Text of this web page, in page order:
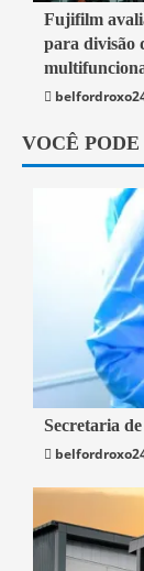
2 min read
Economia
Fujifilm
para divisão
VOCÊ
2 min read
Belford Roxo
Secretaria